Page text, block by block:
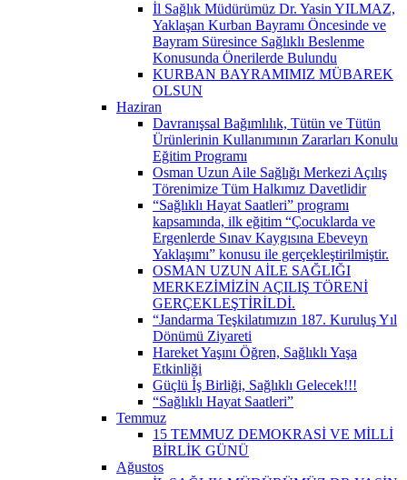
İl Sağlık Müdürümüz Dr. Yasin YILMAZ,
Yaklaşan Kurban Bayramı Öncesinde ve
Bayram Süresince Sağlıklı Beslenme
Konusunda Önerilerde Bulundu
KURBAN BAYRAMIMIZ MÜBAREK
OLSUN
Haziran
Davranışsal Bağımlılık, Tütün ve Tütün
Ürünlerinin Kullanımının Zararları Konulu
Eğitim Programı
Osman Uzun Aile Sağlığı Merkezi Açılış
Törenimize Tüm Halkımız Davetlidir
“Sağlıklı Hayat Saatleri” programı
kapsamında, ilk eğitim “Çocuklarda ve
Ergenlerde Sınav Kaygısına Ebeveyn
Yaklaşımı” konusu ile gerçekleştirilmiştir.
OSMAN UZUN AİLE SAĞLIĞI
MERKEZİMİZİN AÇILIŞ TÖRENİ
GERÇEKLEŞTİRİLDİ.
“Jandarma Teşkilatımızın 187. Kuruluş Yıl
Dönümü Ziyareti
Hareket Yaşını Öğren, Sağlıklı Yaşa
Etkinliği
Güçlü İş Birliği, Sağlıklı Gelecek!!!
“Sağlıklı Hayat Saatleri”
Temmuz
15 TEMMUZ DEMOKRASİ VE MİLLİ
BİRLİK GÜNÜ
Ağustos